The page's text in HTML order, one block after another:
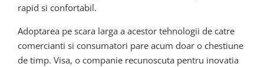
rapid si confortabil.
Adoptarea pe scara larga a acestor tehnologii de catre
comercianti si consumatori pare acum doar o chestiune
de timp. Visa, o companie recunoscuta pentru inovatia